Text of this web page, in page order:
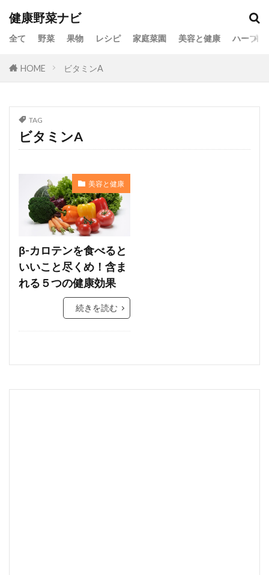
健康野菜ナビ
全て 野菜 果物 レシピ 家庭菜園 美容と健康 ハーブ
HOME ビタミンA
TAG
ビタミンA
美容と健康
β-カロテンを食べると
いいこと尽くめ！含ま
れる５つの健康効果
続きを読む